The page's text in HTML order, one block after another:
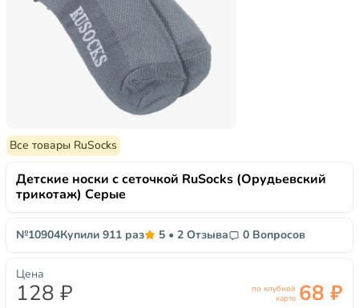
Все товары RuSocks
Детские носки с сеточкой RuSocks (Орудьевский
трикотаж) Серые
№10904Купили 911 раз 5 • 2 Отзыва 0 Вопросов
Цена
128 ₽
по клубной
карте 68 ₽